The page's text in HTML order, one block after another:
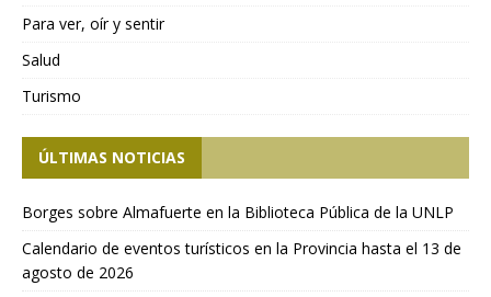
Para ver, oír y sentir
Salud
Turismo
ÚLTIMAS NOTICIAS
Borges sobre Almafuerte en la Biblioteca Pública de la UNLP
Calendario de eventos turísticos en la Provincia hasta el 13 de
agosto de 2026